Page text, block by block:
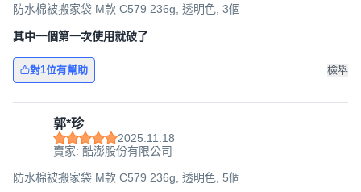
防水棉被搬家袋 M款 C579 236g, 透明色, 3個
其中一個第一次使用就破了
對1位有幫助 檢舉
郭*珍
2025.11.18
賣家: 酷澎股份有限公司
防水棉被搬家袋 M款 C579 236g, 透明色, 5個